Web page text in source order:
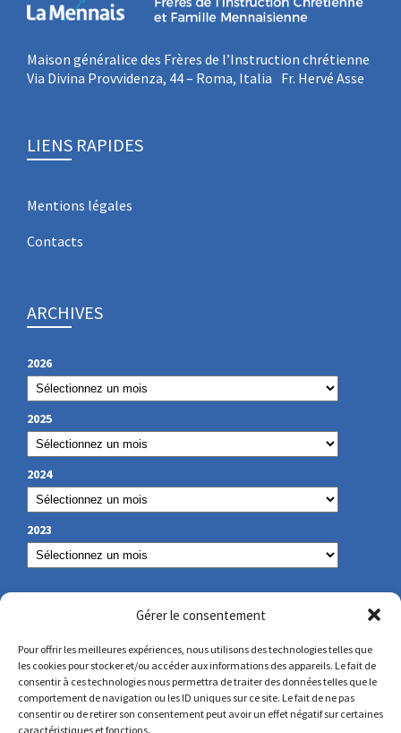
Gérer le consentement
Pour offrir les meilleures expériences, nous utilisons des technologies telles que
les cookies pour stocker et/ou accéder aux informations des appareils. Le fait de
consentir à ces technologies nous permettra de traiter des données telles que le
comportement de navigation ou les ID uniques sur ce site. Le fait de ne pas
consentir ou de retirer son consentement peut avoir un effet négatif sur certaines
caractéristiques et fonctions.
Maison généralice des Frères de l’Instruction chrétienne
Via Divina Provvidenza, 44 – Roma, Italia Fr. Hervé Asse
LIENS RAPIDES
Mentions légales
Contacts
ARCHIVES
2026
2025
2024
2023
NOS COORDONNÉES
secretariat@lamennais.org
protectionenfance@lamennais.org